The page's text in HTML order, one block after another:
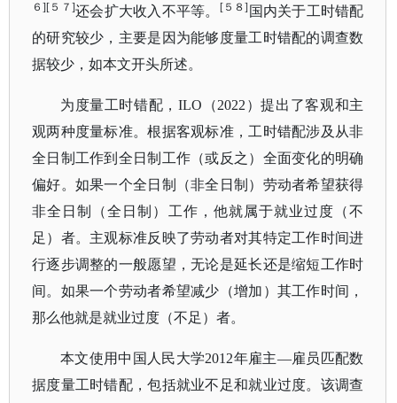
６][５７]还会扩大收入不平等。 [５８] 国内关于工时错配
的研究较少，主要是因为能够度量工时错配的调查数
据较少，如本文开头所述。
为度量工时错配， ILO（2022）提出了客观和主
观两种度量标准。根据客观标准，工时错配涉及从非
全日制工作到全日制工作（或反之）全面变化的明确
偏好。如果一个全日制（非全日制）劳动者希望获得
非全日制（全日制）工作，他就属于就业过度（不
足）者。主观标准反映了劳动者对其特定工作时间进
行逐步调整的一般愿望，无论是延长还是缩短工作时
间。如果一个劳动者希望减少（增加）其工作时间，
那么他就是就业过度（不足）者。
本文使用中国人民大学2012年雇主—雇员匹配数
据度量工时错配，包括就业不足和就业过度。该调查